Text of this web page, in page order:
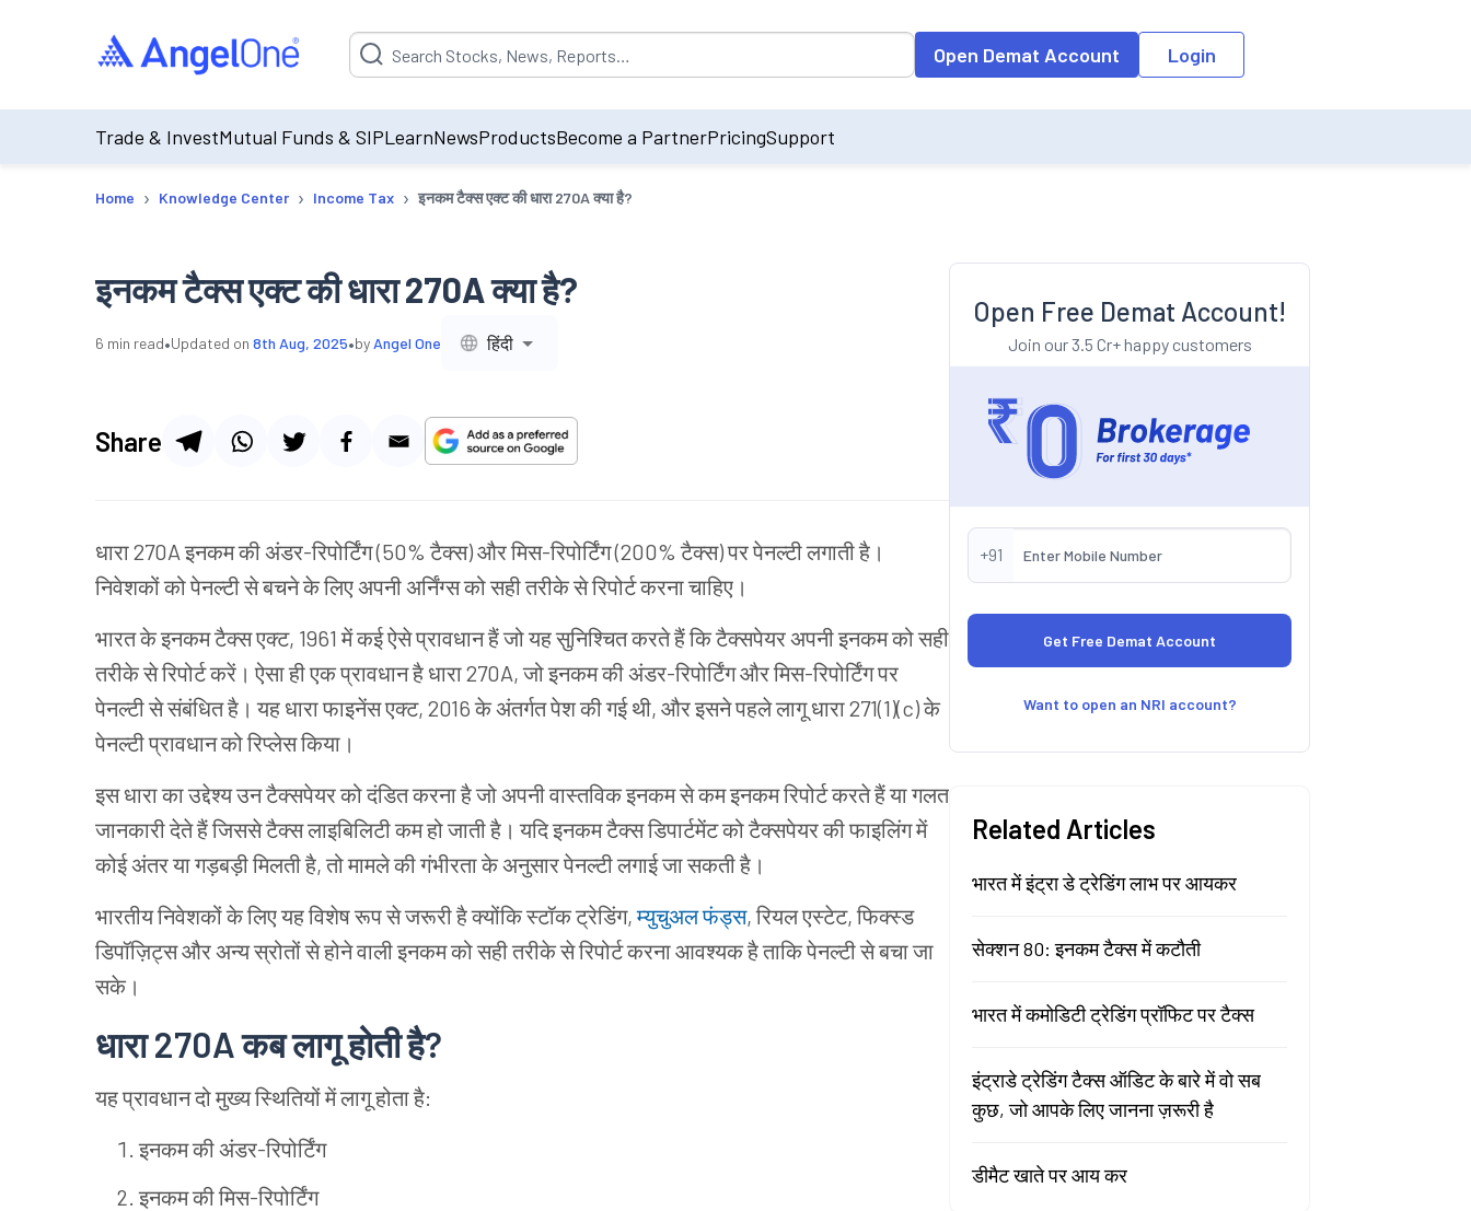
Suggestion will be populated by default on accessing the input field. On entering data into the input field, the suggestion list will be updated as per the
Open Demat Account Login
Trade & InvestMutual Funds & SIPLearnNewsProductsBecome a PartnerPricingSupport
Home › Knowledge Center › Income Tax › इनकम टैक्स एक्ट की धारा 270A क्या है?
इनकम टैक्स एक्ट की धारा 270A क्या है?
6 min read•Updated on 8th Aug, 2025•by Angel One हिंदी
Share
धारा270Aइनकमकीअंडर-रिपोर्टिंग(50%टैक्स)औरमिस-रिपोर्टिंग(200%टैक्स)परपेनल्टीलगातीहै।
निवेशकोंकोपेनल्टीसेबचनेकेलिएअपनीअर्निंग्सकोसहीतरीकेसेरिपोर्टकरनाचाहिए।
भारतकेइनकमटैक्सएक्ट, 1961मेंकईऐसेप्रावधानहैंजोयहसुनिश्चितकरतेहैंकिटैक्सपेयरअपनीइनकमकोसही
तरीकेसेरिपोर्टकरें। ऐसाहीएकप्रावधानहै धारा270A,जोइनकमकीअंडर-रिपोर्टिंगऔरमिस-रिपोर्टिंगपर
पेनल्टीसेसंबंधितहै। यह धाराफाइनेंसएक्ट, 2016केअंतर्गतपेशकीगई थी, औरइसनेपहलेलागू धारा271(1)(c)के
पेनल्टीप्रावधानकोरिप्लेसकिया।
इस धाराकाउद्देश्यउनटैक्सपेयरकोदंडितकरनाहैजोअपनीवास्तविकइनकमसेकमइनकमरिपोर्टकरतेहैंयागलत
जानकारीदेतेहैंजिससेटैक्सलाइबिलिटीकमहोजातीहै। यदिइनकमटैक्सडिपार्टमेंटकोटैक्सपेयरकीफाइलिंगमें
कोईअंतरयागड़बड़ीमिलतीहै,तोमामलेकीगंभीरताकेअनुसारपेनल्टीलगाईजासकतीहै।
भारतीयनिवेशकोंकेलिएयहविशेषरूपसेजरूरीहैक्योंकिस्टॉकट्रेडिंग,म्युचुअलफंड्स,रियलएस्टेट,फिक्स्ड
डिपॉज़िट्सऔरअन्यस्रोतोंसेहोनेवालीइनकमकोसहीतरीकेसेरिपोर्टकरनाआवश्यकहैताकिपेनल्टीसेबचाजा
सके।
धारा270Aकबलागूहोतीहै?
यहप्रावधानदोमुख्यस्थितियोंमेंलागूहोताहै:
इनकमकीअंडर-रिपोर्टिंग
इनकमकीमिस-रिपोर्टिंग
Open Free Demat Account!
Join our 3.5 Cr+ happy customers
+91
Want to open an NRI account?
Related Articles
भारत में इंट्रा डे ट्रेडिंग लाभ पर आयकर
सेक्शन 80: इनकम टैक्स में कटौती
भारत में कमोडिटी ट्रेडिंग प्रॉफिट पर टैक्स
इंट्राडे ट्रेडिंग टैक्स ऑडिट के बारे में वो सब
कुछ, जो आपके लिए जानना ज़रूरी है
डीमैट खाते पर आय कर